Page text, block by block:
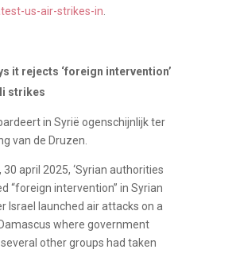
us-air-strikes-in
it rejects ‘foreign intervention’
strikes
in Syrië ogenschijnlijk ter
van de Druzen.
april 2025, ‘Syrian authorities
“foreign intervention” in Syrian
Israel launched air attacks on a
where government
other groups had taken